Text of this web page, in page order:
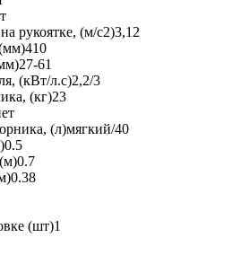
рукоятке, (м/с2)3,12
61
(кВт/л.с)2,2/3
(кг)23
(л)мягкий/40
(шт)1